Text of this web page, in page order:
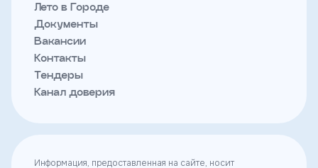
Лето в Городе
Документы
Вакансии
Контакты
Тендеры
Канал доверия
Информация, предоставленная на сайте, носит